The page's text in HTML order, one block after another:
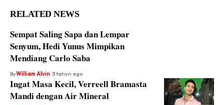
RELATED NEWS
Sempat Saling Sapa dan Lempar
Senyum, Hedi Yunus Mimpikan
Mendiang Carlo Saba
ByWilliam Alvin 3 tahun ago
Ingat Masa Kecil, Verreell Bramasta
Mandi dengan Air Mineral